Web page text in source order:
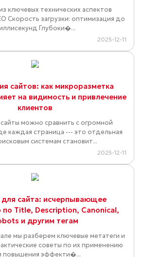
ключевых технических аспектов
Скорость загрузки: оптимизация до
Глубоки�...
2025-12-11
сайтов: как микроразметка
на видимость и привлечение
клиентов
можно сравнить с огромной
каждая страница --- это отдельная
системам становит...
2025-12-11
для сайта: исчерпывающее
по Title, Description, Canonical,
и другим тегам
мы разберем ключевые метатеги и
советы по их применению
повышения эффекти�...